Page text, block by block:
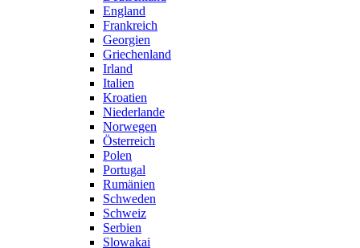
England
Frankreich
Georgien
Griechenland
Irland
Italien
Kroatien
Niederlande
Norwegen
Österreich
Polen
Portugal
Rumänien
Schweden
Schweiz
Serbien
Slowakai